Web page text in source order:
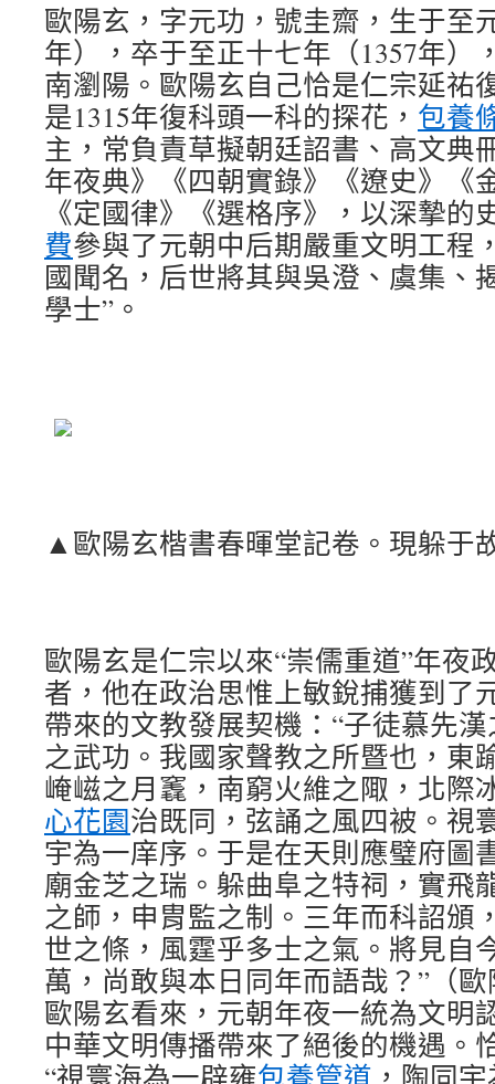
歐陽玄，字元功，號圭齋，生于至
年），卒于至正十七年（1357年）
南瀏陽。歐陽玄自己恰是仁宗延祐
是1315年復科頭一科的探花， 包養
主，常負責草擬朝廷詔書、高文典
年夜典》《四朝實錄》《遼史》《
《定國律》《選格序》，以深摯的
費參與了元朝中后期嚴重文明工程
國聞名，后世將其與吳澄、虞集、
學士”。
▲歐陽玄楷書春暉堂記卷。現躲于
歐陽玄是仁宗以來“崇儒重道”年夜
者，他在政治思惟上敏銳捕獲到了
帶來的文教發展契機：“子徒慕先
之武功。我國家聲教之所暨也，東
崦嵫之月竁，南窮火維之陬，北際
心花園治既同，弦誦之風四被。視
宇為一庠序。于是在天則應璧府圖
廟金芝之瑞。躲曲阜之特祠，實飛
之師，申胄監之制。三年而科詔頒
世之條，風霆乎多士之氣。將見自
萬，尚敢與本日同年而語哉？”（
歐陽玄看來，元朝年夜一統為文明
中華文明傳播帶來了絕後的機遇。
“視寰海為一辟雍包養管道 ，陶同